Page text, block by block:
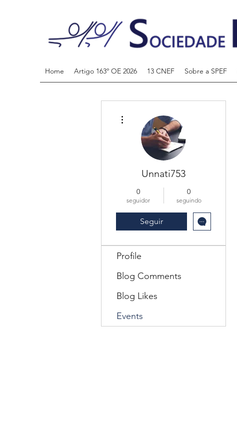
Home Artigo 163º OE 2026 13 CNEF Sobre a SPEF
Unnati753
0
seguidor
0
seguindo
Seguir
Profile
Blog Comments
Blog Likes
Events